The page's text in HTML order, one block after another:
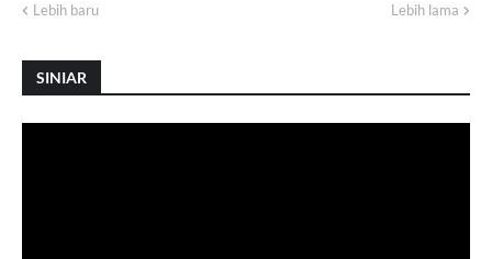
Lebih baru Lebih lama
SINIAR